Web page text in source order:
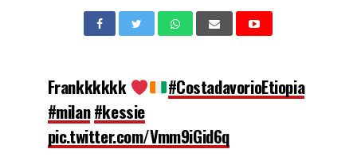
Frankkkkkk
#CostadavorioEtiopia
#milan#kessie
pic.twitter.com/Vmm9iGid6q